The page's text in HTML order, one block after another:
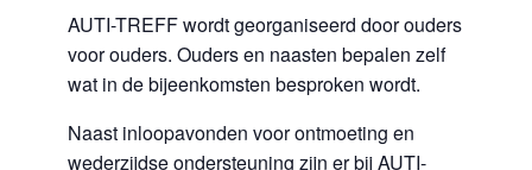
AUTI-TREFF wordt georganiseerd door ouders
voor ouders. Ouders en naasten bepalen zelf
wat in de bijeenkomsten besproken wordt.
Naast inloopavonden voor ontmoeting en
wederzijdse ondersteuning zijn er bij AUTI-